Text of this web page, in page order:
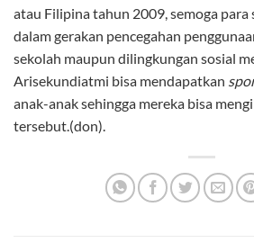
atau Filipina tahun 2009, semoga para
dalam gerakan pencegahan
sekolah maupun dilingkungan sosial
Arisekundiatmi bisa mendapatkan
anak-anak sehingga mereka bisa
tersebut.(don).